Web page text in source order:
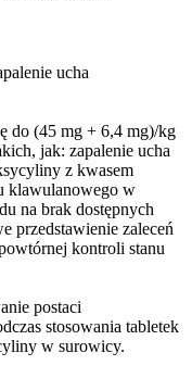
ucha
do (45 mg + 6,4 mg)/kg
jak: zapalenie ucha
z kwasem
klawulanowego w
na brak dostępnych
przedstawienie zaleceń
kontroli stanu
postaci
stosowania tabletek
w surowicy.